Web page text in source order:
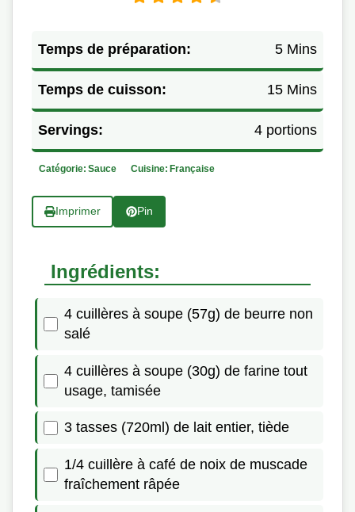
Temps de préparation: 5 Mins
Temps de cuisson: 15 Mins
Servings: 4 portions
Catégorie: Sauce Cuisine: Française
Imprimer Pin
Ingrédients:
4 cuillères à soupe (57g) de beurre non
salé
4 cuillères à soupe (30g) de farine tout
usage, tamisée
3 tasses (720ml) de lait entier, tiède
1/4 cuillère à café de noix de muscade
fraîchement râpée